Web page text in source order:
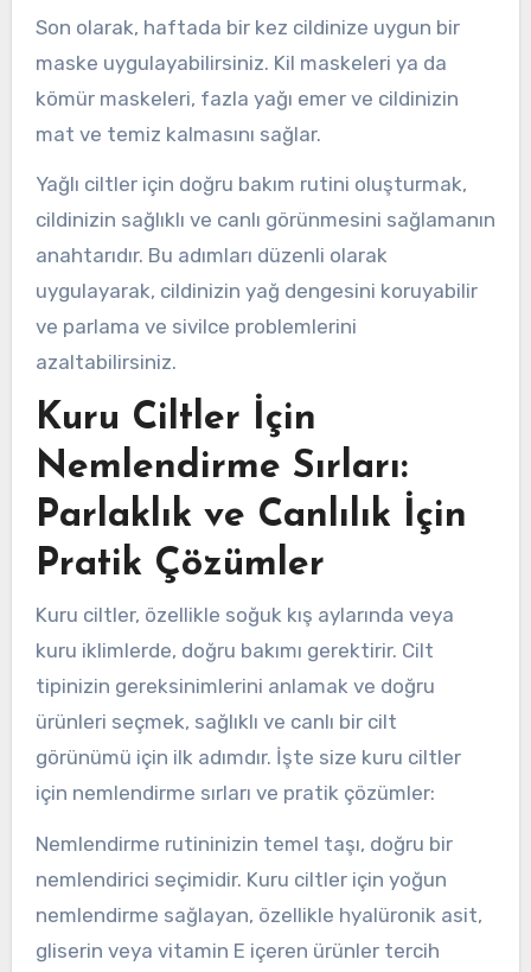
Son olarak, haftada bir kez cildinize uygun bir
maske uygulayabilirsiniz. Kil maskeleri ya da
kömür maskeleri, fazla yağı emer ve cildinizin
mat ve temiz kalmasını sağlar.
Yağlı ciltler için doğru bakım rutini oluşturmak,
cildinizin sağlıklı ve canlı görünmesini sağlamanın
anahtarıdır. Bu adımları düzenli olarak
uygulayarak, cildinizin yağ dengesini koruyabilir
ve parlama ve sivilce problemlerini
azaltabilirsiniz.
Kuru Ciltler İçin
Nemlendirme Sırları:
Parlaklık ve Canlılık İçin
Pratik Çözümler
Kuru ciltler, özellikle soğuk kış aylarında veya
kuru iklimlerde, doğru bakımı gerektirir. Cilt
tipinizin gereksinimlerini anlamak ve doğru
ürünleri seçmek, sağlıklı ve canlı bir cilt
görünümü için ilk adımdır. İşte size kuru ciltler
için nemlendirme sırları ve pratik çözümler:
Nemlendirme rutininizin temel taşı, doğru bir
nemlendirici seçimidir. Kuru ciltler için yoğun
nemlendirme sağlayan, özellikle hyalüronik asit,
gliserin veya vitamin E içeren ürünler tercih